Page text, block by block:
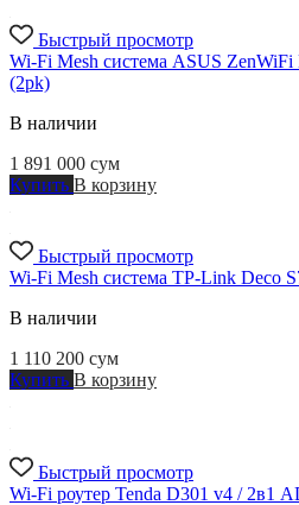
Быстрый просмотр
Wi-Fi Mesh система ASUS
(2pk)
В наличии
1 891 000 сум
Купить В корзину
Быстрый просмотр
Wi-Fi Mesh система TP-Link Deco
В наличии
1 110 200 сум
Купить В корзину
Быстрый просмотр
Wi-Fi роутер Tenda D301 v4 / 2в1